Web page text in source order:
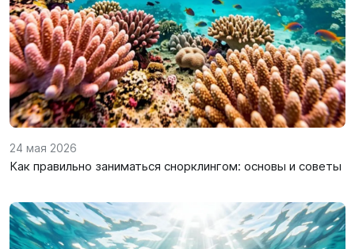
24 мая 2026
Как правильно заниматься снорклингом: основы и советы